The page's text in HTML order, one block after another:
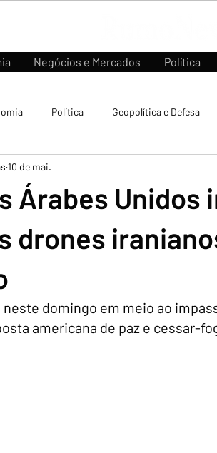
Negócios e Mercados Política
Política Geopolítica e Defesa
Árabes
drones
10 de mai.
domingo em meio ao
americana de paz e cessar-